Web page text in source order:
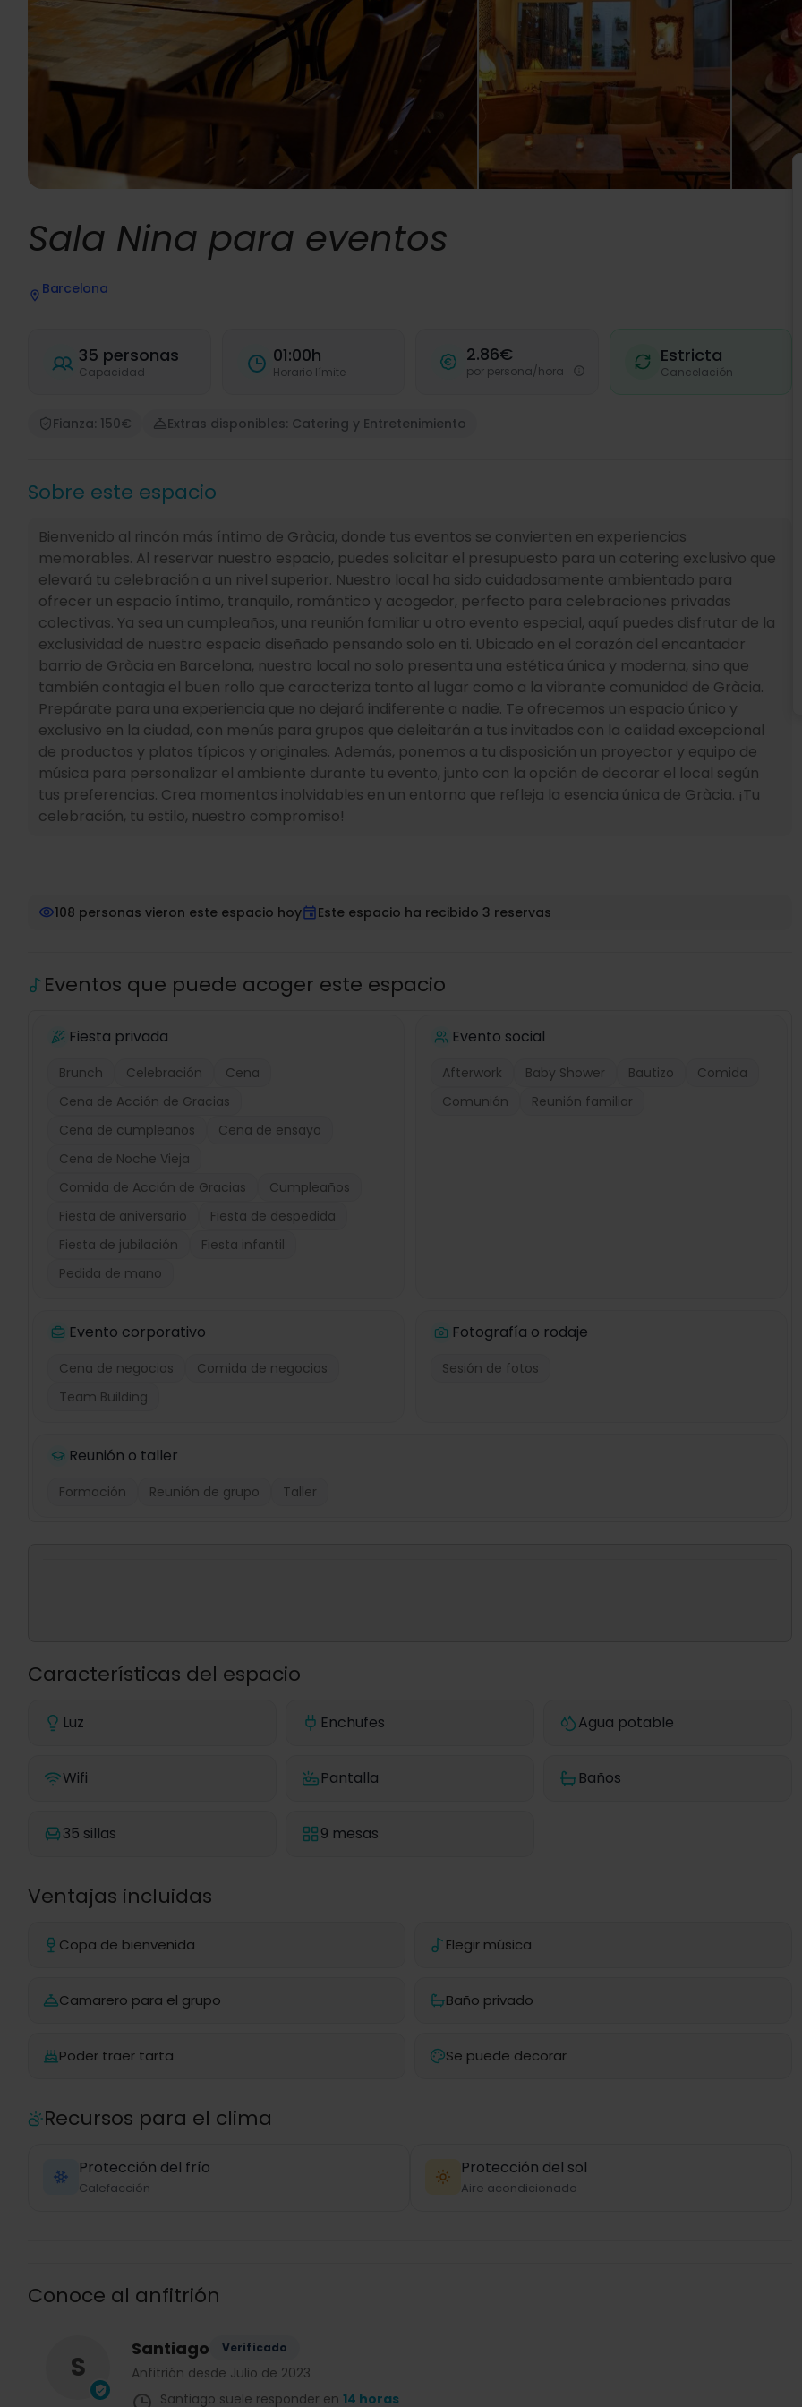
Sala Nina para eventos
Barcelona
35 personas
Capacidad
01:00h
Horario límite
2.86€
por persona/hora
Estricta
Cancelación
Fianza: 150€ Extras disponibles: Catering y Entretenimiento
Sobre este espacio
Bienvenido al rincón más íntimo de Gràcia, donde tus eventos se convierten en experiencias
memorables. Al reservar nuestro espacio, puedes solicitar el presupuesto para un catering exclusivo que
elevará tu celebración a un nivel superior. Nuestro local ha sido cuidadosamente ambientado para
ofrecer un espacio íntimo, tranquilo, romántico y acogedor, perfecto para celebraciones privadas
colectivas. Ya sea un cumpleaños, una reunión familiar u otro evento especial, aquí puedes disfrutar de la
exclusividad de nuestro espacio diseñado pensando solo en ti. Ubicado en el corazón del encantador
barrio de Gràcia en Barcelona, nuestro local no solo presenta una estética única y moderna, sino que
también contagia el buen rollo que caracteriza tanto al lugar como a la vibrante comunidad de Gràcia.
Prepárate para una experiencia que no dejará indiferente a nadie. Te ofrecemos un espacio único y
exclusivo en la ciudad, con menús para grupos que deleitarán a tus invitados con la calidad excepcional
de productos y platos típicos y originales. Además, ponemos a tu disposición un proyector y equipo de
música para personalizar el ambiente durante tu evento, junto con la opción de decorar el local según
tus preferencias. Crea momentos inolvidables en un entorno que refleja la esencia única de Gràcia. ¡Tu
celebración, tu estilo, nuestro compromiso!
108 personas vieron este espacio hoy Este espacio ha recibido 3 reservas
Eventos que puede acoger este espacio
Fiesta privada
Brunch Celebración
Cena
Cena de Acción de Gracias
Cena de cumpleaños
Cena de ensayo
Cena de Noche Vieja
Comida de Acción de Gracias
Cumpleaños
Fiesta de aniversario
Fiesta de despedida
Fiesta de jubilación
Fiesta infantil
Pedida de mano
Evento social
Afterwork Baby Shower Bautizo
Comida
Comunión
Reunión familiar
Evento corporativo
Cena de negocios
Comida de negocios
Team Building
Fotografía o rodaje
Sesión de fotos
Reunión o taller
Formación Reunión de grupo Taller
Características del espacio
Luz Enchufes Agua potable
Wifi Pantalla Baños
35 sillas 9 mesas
Ventajas incluidas
Copa de bienvenida Elegir música
Camarero para el grupo Baño privado
Poder traer tarta Se puede decorar
Recursos para el clima
Protección del frío
Calefacción
Protección del sol
Aire acondicionado
Conoce al anfitrión
S
Santiago Verificado
Anfitrión desde Julio de 2023
Santiago suele responder en 14 horas